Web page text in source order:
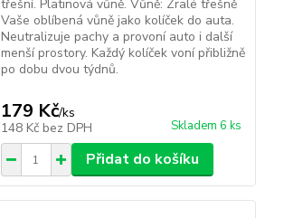
třešní. Platinová vůně. Vůně: Zralé třešně
Vaše oblíbená vůně jako kolíček do auta.
Neutralizuje pachy a provoní auto i další
menší prostory. Každý kolíček voní přibližně
po dobu dvou týdnů.
179 Kč/ks
148 Kč bez DPH Skladem 6 ks
Přidat do košíku